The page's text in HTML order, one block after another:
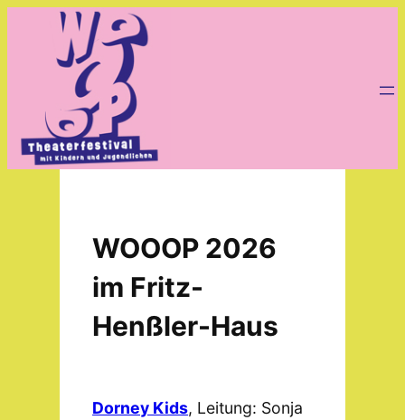
WOOOP 2026
im Fritz-
Henßler-Haus
Dorney Kids, Leitung: Sonja